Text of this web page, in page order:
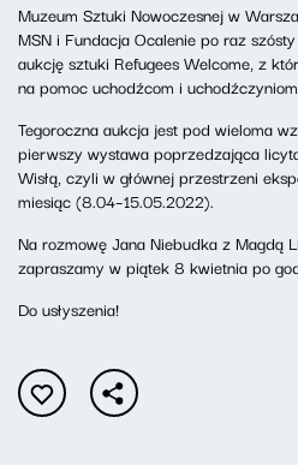
Muzeum Sztuki Nowoczesnej w
MSN i Fundacja Ocalenie po raz
aukcję sztuki Refugees Welcome, z
na pomoc uchodźcom i
Tegoroczna aukcja jest pod wieloma
pierwszy wystawa poprzedzająca
Wisłą, czyli w głównej przestrzeni
miesiąc (8.04–15.05.2022).
Na rozmowę Jana Niebudka z Magdą
zapraszamy w piątek 8 kwietnia po
Do usłyszenia!